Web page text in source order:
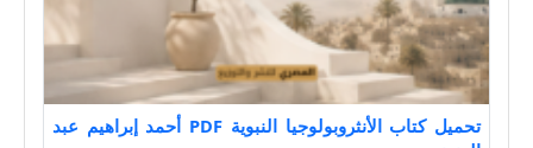
تحميل كتاب الأنثروبولوجيا النبوية PDF أحمد إبراهيم عبد